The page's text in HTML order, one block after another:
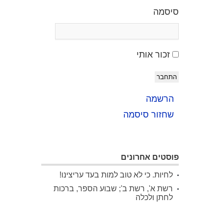
סיסמה
זכור אותי
התחבר
הרשמה
שחזור סיסמה
פוסטים אחרונים
לחיות. כי לא טוב למות בעד עריצינו!
רשת א', רשת ב'; שבוע הספר, ברכות
לחתן ולכלה